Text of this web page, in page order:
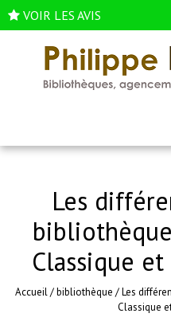
VOIR LES AVIS
Les
Classique
Accueil/bibliothèque /Les
Classique